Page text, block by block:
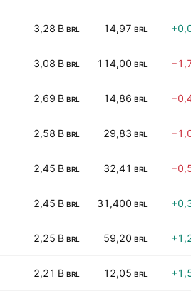
3,28 B BRL 14,97 BRL
3,08 B BRL 114,00 BRL
2,69 B BRL 14,86 BRL
2,58 B BRL 29,83 BRL
2,45 B BRL 32,41 BRL
2,45 B BRL 31,400 BRL
2,25 B BRL 59,20 BRL
2,21 B BRL 12,05 BRL